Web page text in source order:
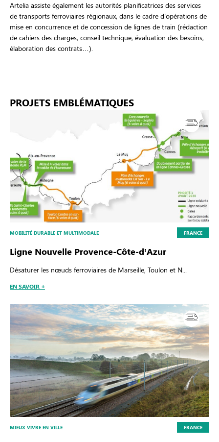
Artelia assiste également les autorités planificatrices des services
de transports ferroviaires régionaux, dans le cadre d’opérations de
mise en concurrence et de concession de lignes de train (rédaction
de cahiers des charges, conseil technique, évaluation des besoins,
élaboration des contrats…).
PROJETS EMBLÉMATIQUES
MOBILITÉ DURABLE ET MULTIMODALE FRANCE
Ligne Nouvelle Provence-Côte-d’Azur
Désaturer les nœuds ferroviaires de Marseille, Toulon et N...
EN SAVOIR +
MIEUX VIVRE EN VILLE FRANCE